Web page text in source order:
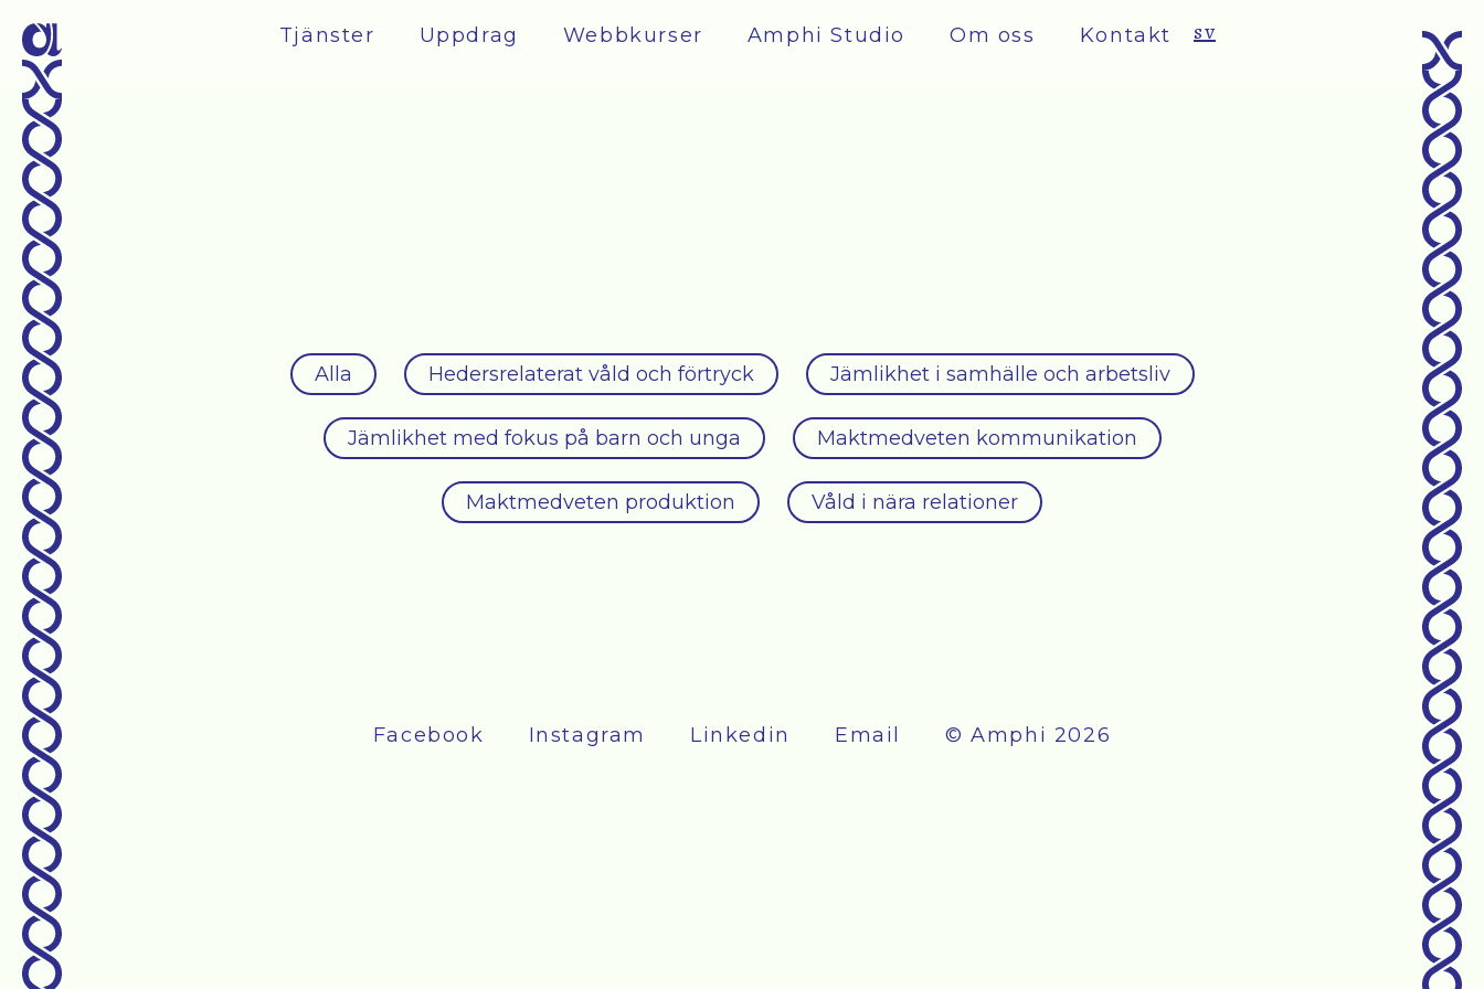
Tjänster Uppdrag Webbkurser Amphi Studio Om oss Kontakt sv
Alla Hedersrelaterat våld och förtryck Jämlikhet i samhälle och arbetsliv
Jämlikhet med fokus på barn och unga Maktmedveten kommunikation
Maktmedveten produktion Våld i nära relationer
Facebook Instagram Linkedin Email © Amphi 2026